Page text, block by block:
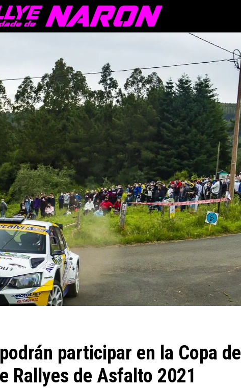
participar en la Copa de
Rallyes de Asfalto 2021